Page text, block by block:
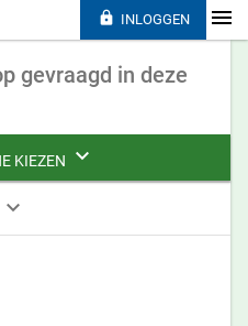
gevraagd in deze
KIEZEN 

 INLOGGEN